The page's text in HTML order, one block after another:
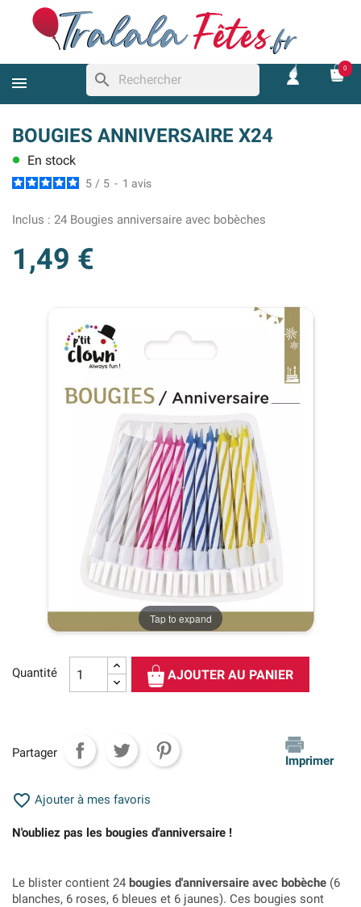
search
0
BOUGIES ANNIVERSAIRE X24
lens En stock
5 / 5 - 1 avis
Inclus : 24 Bougies anniversaire avec bobèches
1,49 €
Tap to expand
Quantité AJOUTER AU PANIER
Partager
Imprimer
 Ajouter à mes favoris
N'oubliez pas les bougies d'anniversaire !
Le blister contient 24 bougies d'anniversaire avec bobèche (6
blanches, 6 roses, 6 bleues et 6 jaunes). Ces bougies sont